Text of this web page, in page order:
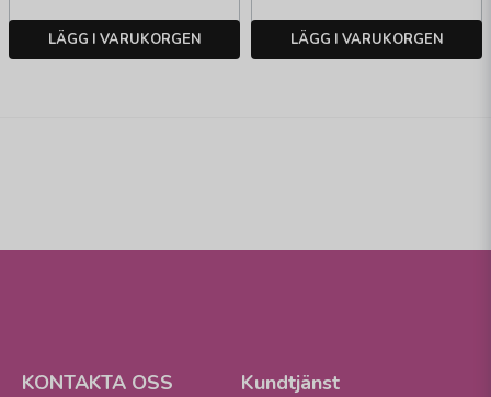
LÄGG I VARUKORGEN LÄGG I VARUKORGEN
KONTAKTA OSS Kundtjänst